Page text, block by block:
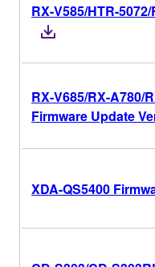
RX-V585/HTR-
RX-V685/RX-A780/
Firmware Update
XDA-QS5400